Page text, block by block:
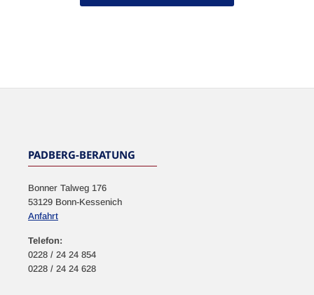
NEWSLETTER
PADBERG-BERATUNG
Bonner Talweg 176
53129 Bonn-Kessenich
Anfahrt
Telefon:
0228 / 24 24 854
0228 / 24 24 628